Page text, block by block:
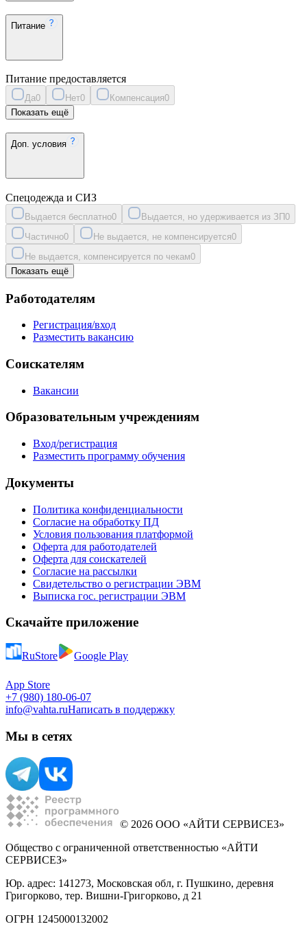
Питание
Питание предоставляется
Да0 Нет0 Компенсация0
Показать ещё
Доп. условия
Спецодежда и СИЗ
Выдается бесплатно0 Выдается, но удерживается из ЗП0
Частично0 Не выдается, не компенсируется0
Не выдается, компенсируется по чекам0
Показать ещё
Работодателям
Регистрация/вход
Разместить вакансию
Соискателям
Вакансии
Образовательным учреждениям
Вход/регистрация
Разместить программу обучения
Документы
Политика конфиденциальности
Согласие на обработку ПД
Условия пользования платформой
Оферта для работодателей
Оферта для соискателей
Согласие на рассылки
Свидетельство о регистрации ЭВМ
Выписка гос. регистрации ЭВМ
Скачайте приложение
RuStore Google Play
App Store
+7 (980) 180-06-07
info@vahta.ruНаписать в поддержку
Мы в сетях
© 2026 ООО «АЙТИ СЕРВИСЕЗ»
Общество с ограниченной ответственностью «АЙТИ
СЕРВИСЕЗ»
Юр. адрес: 141273, Московская обл, г. Пушкино, деревня
Григорково, тер. Вишни-Григорково, д 21
ОГРН 1245000132002